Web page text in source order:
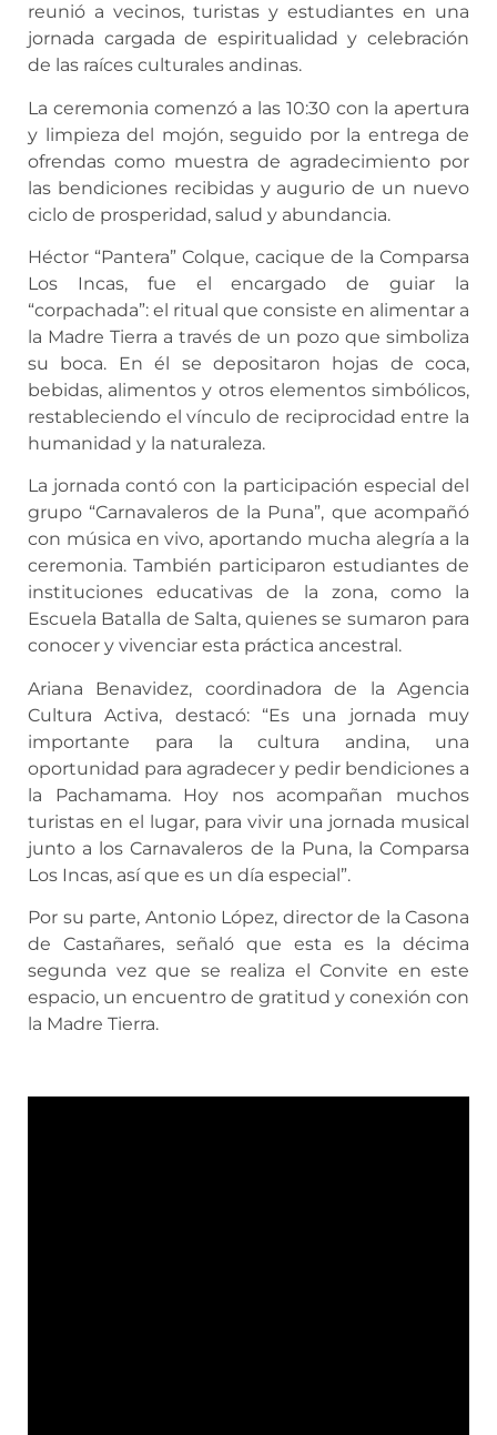
reunió a vecinos, turistas y estudiantes en una
jornada cargada de espiritualidad y celebración
de las raíces culturales andinas.
La ceremonia comenzó a las 10:30 con la apertura
y limpieza del mojón, seguido por la entrega de
ofrendas como muestra de agradecimiento por
las bendiciones recibidas y augurio de un nuevo
ciclo de prosperidad, salud y abundancia.
Héctor “Pantera” Colque, cacique de la Comparsa
Los Incas, fue el encargado de guiar la
“corpachada”: el ritual que consiste en alimentar a
la Madre Tierra a través de un pozo que simboliza
su boca. En él se depositaron hojas de coca,
bebidas, alimentos y otros elementos simbólicos,
restableciendo el vínculo de reciprocidad entre la
humanidad y la naturaleza.
La jornada contó con la participación especial del
grupo “Carnavaleros de la Puna”, que acompañó
con música en vivo, aportando mucha alegría a la
ceremonia. También participaron estudiantes de
instituciones educativas de la zona, como la
Escuela Batalla de Salta, quienes se sumaron para
conocer y vivenciar esta práctica ancestral.
Ariana Benavidez, coordinadora de la Agencia
Cultura Activa, destacó: “Es una jornada muy
importante para la cultura andina, una
oportunidad para agradecer y pedir bendiciones a
la Pachamama. Hoy nos acompañan muchos
turistas en el lugar, para vivir una jornada musical
junto a los Carnavaleros de la Puna, la Comparsa
Los Incas, así que es un día especial”.
Por su parte, Antonio López, director de la Casona
de Castañares, señaló que esta es la décima
segunda vez que se realiza el Convite en este
espacio, un encuentro de gratitud y conexión con
la Madre Tierra.